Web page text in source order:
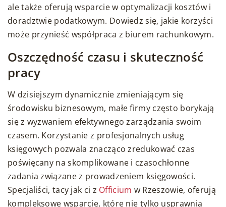
ale także oferują wsparcie w optymalizacji kosztów i
doradztwie podatkowym. Dowiedz się, jakie korzyści
może przynieść współpraca z biurem rachunkowym.
Oszczędność czasu i skuteczność
pracy
W dzisiejszym dynamicznie zmieniającym się
środowisku biznesowym, małe firmy często borykają
się z wyzwaniem efektywnego zarządzania swoim
czasem. Korzystanie z profesjonalnych usług
księgowych pozwala znacząco zredukować czas
poświęcany na skomplikowane i czasochłonne
zadania związane z prowadzeniem księgowości.
Specjaliści, tacy jak ci z Officium w Rzeszowie, oferują
kompleksowe wsparcie, które nie tylko usprawnia